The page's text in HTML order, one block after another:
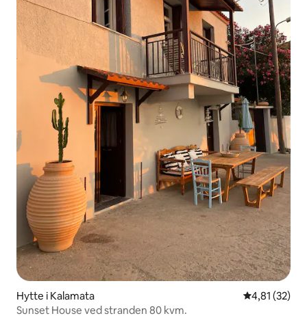
Hytte i Kalamata 4,81 ud af 5
4,81 (32)
Sunset House ved stranden 80 kvm.